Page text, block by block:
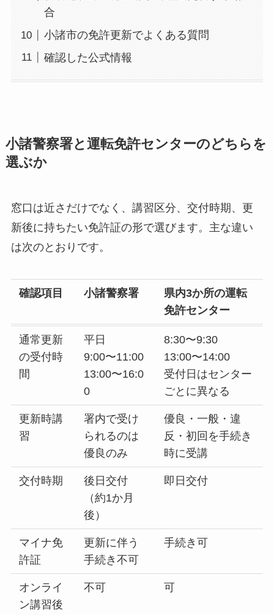
合
小諸市の免許更新でよくある質問
確認した公式情報
小諸警察署と運転免許センターのどちらを
選ぶか
窓口は近さだけでなく、講習区分、交付時期、更
新後に持ちたい免許証の形で選びます。主な違い
は次のとおりです。
確認項目 小諸警察署
県内3か所の運転
免許センター
通常更新
の受付時
間
平日
9:00〜11:00
13:00〜16:0
0
8:30〜9:30
13:00〜14:00
受付日はセンター
ごとに異なる
更新時講
習
署内で受け
られるのは
優良のみ
優良・一般・違
反・初回を手続き
時に受講
交付時期
後日交付
（約1か月
後）
即日交付
マイナ免
許証
更新に伴う
手続き不可
手続き可
オンライ
ン講習後
不可 可